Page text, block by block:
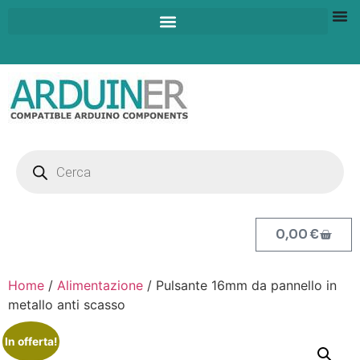
0,00€
Home / Alimentazione / Pulsante 16mm da pannello in
metallo anti scasso
In offerta!